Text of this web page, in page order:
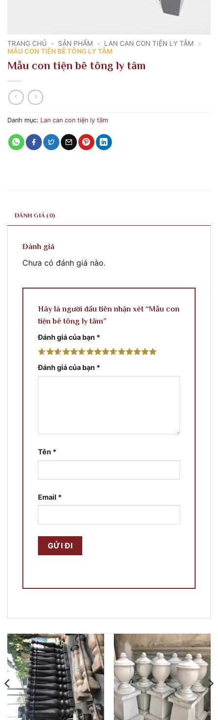
TRANG CHỦ » SẢN PHẨM » LAN CAN CON TIỆN LY TÂM
»
MẪU CON TIỆN BÊ TÔNG LY TÂM
Mẫu con tiện bê tông ly tâm
Danh mục: Lan can con tiện ly tâm
ĐÁNH GIÁ (0)
Đánh giá
Chưa có đánh giá nào.
Hãy là người đầu tiên nhận xét “Mẫu con
tiện bê tông ly tâm”
Đánh giá của bạn *
Đánh giá của bạn *
Tên *
Email *